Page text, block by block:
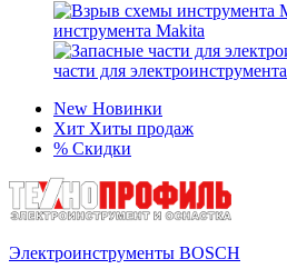
инструмента Makita
части для электроинструмента
New Новинки
Хит Хиты продаж
% Скидки
Электроинструменты BOSCH